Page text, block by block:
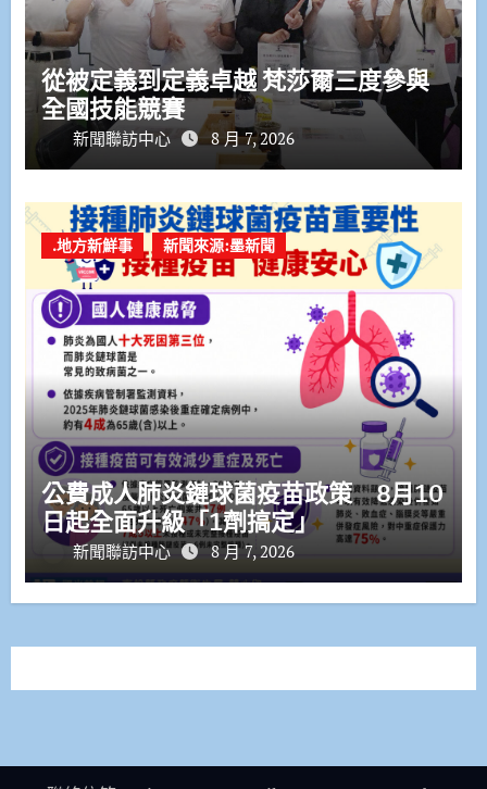
從被定義到定義卓越 梵莎爾三度參與
全國技能競賽
新聞聯訪中心 8 月 7, 2026
.地方新鮮事 新聞來源:墨新聞
公費成人肺炎鏈球菌疫苗政策 8月10
日起全面升級「1劑搞定」
新聞聯訪中心 8 月 7, 2026